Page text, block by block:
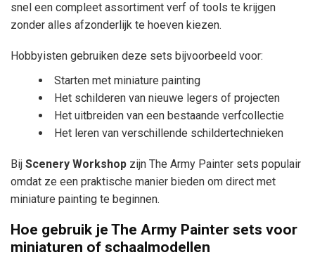
snel een compleet assortiment verf of tools te krijgen
zonder alles afzonderlijk te hoeven kiezen.
Hobbyisten gebruiken deze sets bijvoorbeeld voor:
Starten met miniature painting
Het schilderen van nieuwe legers of projecten
Het uitbreiden van een bestaande verfcollectie
Het leren van verschillende schildertechnieken
Bij Scenery Workshop zijn The Army Painter sets populair
omdat ze een praktische manier bieden om direct met
miniature painting te beginnen.
Hoe gebruik je The Army Painter sets voor
miniaturen of schaalmodellen